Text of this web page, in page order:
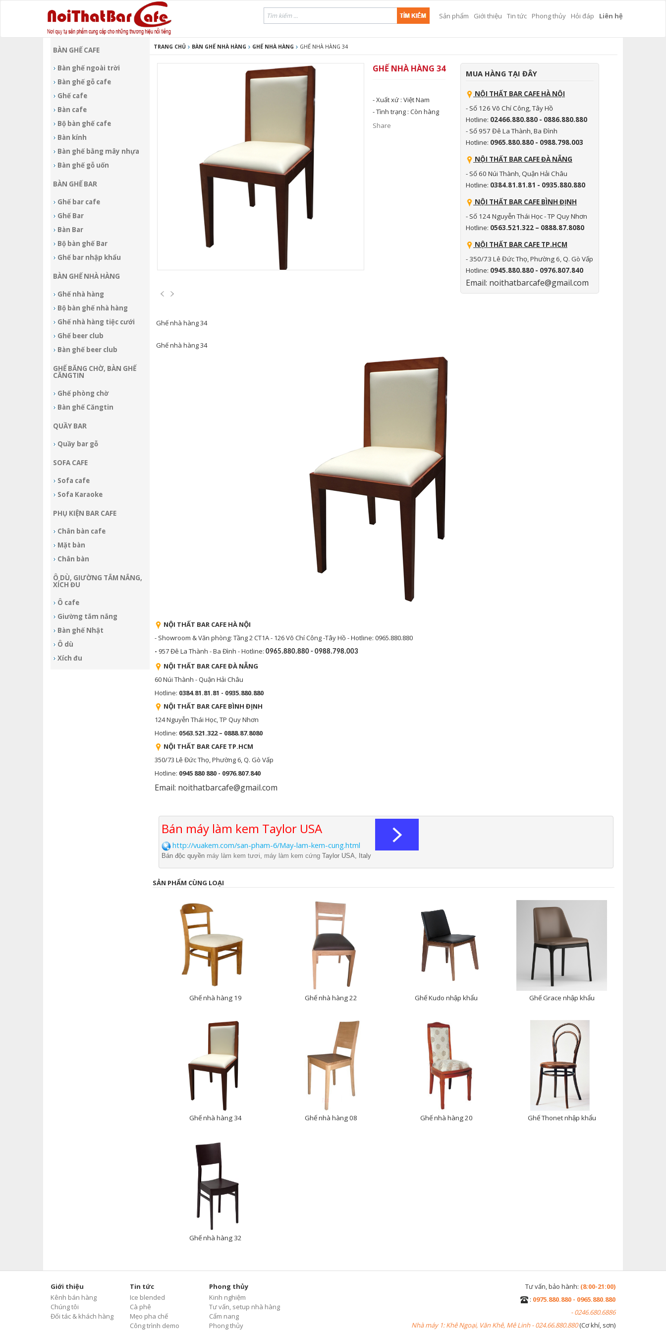
Sản phẩm Giới thiệu Tin tức Phong thủy Hỏi đáp Liên hệ
BÀN GHẾ CAFE
Bàn ghế ngoài trời
Bàn ghế gỗ cafe
Ghế cafe
Bàn cafe
Bộ bàn ghế cafe
Bàn kính
Bàn ghế bằng mây nhựa
Bàn ghế gỗ uốn
BÀN GHẾ BAR
Ghế bar cafe
Ghế Bar
Bàn Bar
Bộ bàn ghế Bar
Ghế bar nhập khẩu
BÀN GHẾ NHÀ HÀNG
Ghế nhà hàng
Bộ bàn ghế nhà hàng
Ghế nhà hàng tiệc cưới
Ghế beer club
Bàn ghế beer club
GHẾ BĂNG CHỜ, BÀN GHẾ
CĂNGTIN
Ghế phòng chờ
Bàn ghế Căngtin
QUẦY BAR
Quầy bar gỗ
SOFA CAFE
Sofa cafe
Sofa Karaoke
PHỤ KIỆN BAR CAFE
Chân bàn cafe
Mặt bàn
Chân bàn
Ô DÙ, GIƯỜNG TẮM NẮNG,
XÍCH ĐU
Ô cafe
Giường tắm nắng
Bàn ghế Nhật
Ô dù
Xích đu
TRANG CHỦ BÀN GHẾ NHÀ HÀNG GHẾ NHÀ HÀNG GHẾ NHÀ HÀNG 34
GHẾ NHÀ HÀNG 34
- Xuất xứ : Việt Nam
- Tình trạng : Còn hàng
Share
MUA HÀNG TẠI ĐÂY
NỘI THẤT BAR CAFE HÀ NỘI
- Số 126 Võ Chí Công, Tây Hồ
Hotline: 02466.880.880 - 0886.880.880
- Số 957 Đê La Thành, Ba Đình
Hotline: 0965.880.880 - 0988.798.003
NỘI THẤT BAR CAFE ĐÀ NẴNG
- Số 60 Núi Thành, Quận Hải Châu
Hotline: 0384.81.81.81 - 0935.880.880
NỘI THẤT BAR CAFE BÌNH ĐỊNH
- Số 124 Nguyễn Thái Học - TP Quy Nhơn
Hotline: 0563.521.322 – 0888.87.8080
NỘI THẤT BAR CAFE TP.HCM
- 350/73 Lê Đức Thọ, Phường 6, Q. Gò Vấp
Hotline: 0945.880.880 - 0976.807.840
Email: noithatbarcafe@gmail.com
Ghế nhà hàng 34
Ghế nhà hàng 34
NỘI THẤT BAR CAFE HÀ NỘI
- Showroom & Văn phòng: Tầng 2 CT1A - 126 Võ Chí Công -Tây Hồ - Hotline: 0965.880.880
- 957 Đê La Thành - Ba Đình - Hotline: 0965.880.880 - 0988.798.003
NỘI THẤT BAR CAFE ĐÀ NẴNG
60 Núi Thành - Quận Hải Châu
Hotline: 0384.81.81.81 - 0935.880.880
NỘI THẤT BAR CAFE BÌNH ĐỊNH
124 Nguyễn Thái Học, TP Quy Nhơn
Hotline: 0563.521.322 – 0888.87.8080
NỘI THẤT BAR CAFE TP.HCM
350/73 Lê Đức Thọ, Phường 6, Q. Gò Vấp
Hotline: 0945 880 880 - 0976.807.840
Email: noithatbarcafe@gmail.com
Bán máy làm kem Taylor USA
http://vuakem.com/san-pham-6/May-lam-kem-cung.html
Bán độc quyền máy làm kem tươi, máy làm kem cứng Taylor USA, Italy
SẢN PHẨM CÙNG LOẠI
Ghế nhà hàng 19 Ghế nhà hàng 22 Ghế Kudo nhập khẩu Ghế Grace nhập khẩu
Ghế nhà hàng 34 Ghế nhà hàng 08 Ghế nhà hàng 20 Ghế Thonet nhập khẩu
Ghế nhà hàng 32
Giới thiệu
Kênh bán hàng
Chúng tôi
Đối tác & khách hàng
Tin tức
Ice blended
Cà phê
Mẹo pha chế
Công trình demo
Phong thủy
Kinh nghiệm
Tư vấn, setup nhà hàng
Cẩm nang
Phong thủy
Tư vấn, bảo hành: (8:00-21:00)
: 0975.880.880 - 0965.880.880
- 0246.680.6886
Nhà máy 1: Khê Ngoại, Văn Khê, Mê Linh - 024.66.880.880(Cơ khí, sơn)